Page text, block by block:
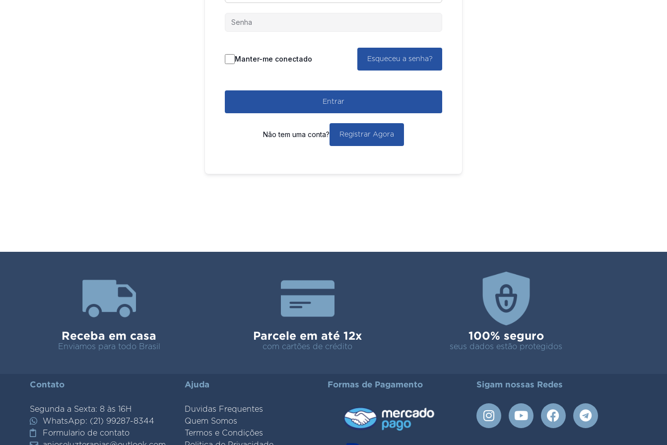
Manter-me conectado Esqueceu a senha?
Entrar
Não tem uma conta? Registrar Agora
Receba em casa
Enviamos para todo Brasil
Parcele em até 12x
com cartões de crédito
100% seguro
seus dados estão protegidos
Contato
Segunda a Sexta: 8 às 16H
WhatsApp: (21) 99287-8344
Formulario de contato
Ajuda
Duvidas Frequentes
Quem Somos
Termos e Condições
Formas de Pagamento Sigam nossas Redes
I
n
Y
o
F
a
T
e